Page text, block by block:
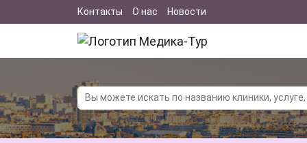
Контакты О нас Новости